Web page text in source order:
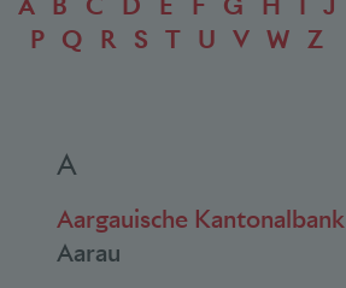
P
Q R S T U V W Z
A
Aargauische Kantonalbank
Aarau